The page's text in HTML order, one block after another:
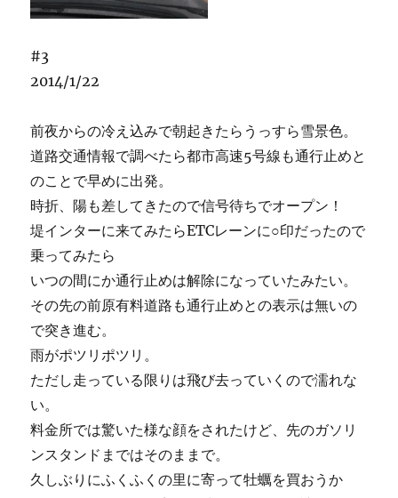
#3
2014/1/22
前夜からの冷え込みで朝起きたらうっすら雪景色。
道路交通情報で調べたら都市高速5号線も通行止めと
のことで早めに出発。
時折、陽も差してきたので信号待ちでオープン！
堤インターに来てみたらETCレーンに○印だったので
乗ってみたら
いつの間にか通行止めは解除になっていたみたい。
その先の前原有料道路も通行止めとの表示は無いの
で突き進む。
雨がポツリポツリ。
ただし走っている限りは飛び去っていくので濡れな
い。
料金所では驚いた様な顔をされたけど、先のガソリ
ンスタンドまではそのままで。
久しぶりにふくふくの里に寄って牡蠣を買おうか